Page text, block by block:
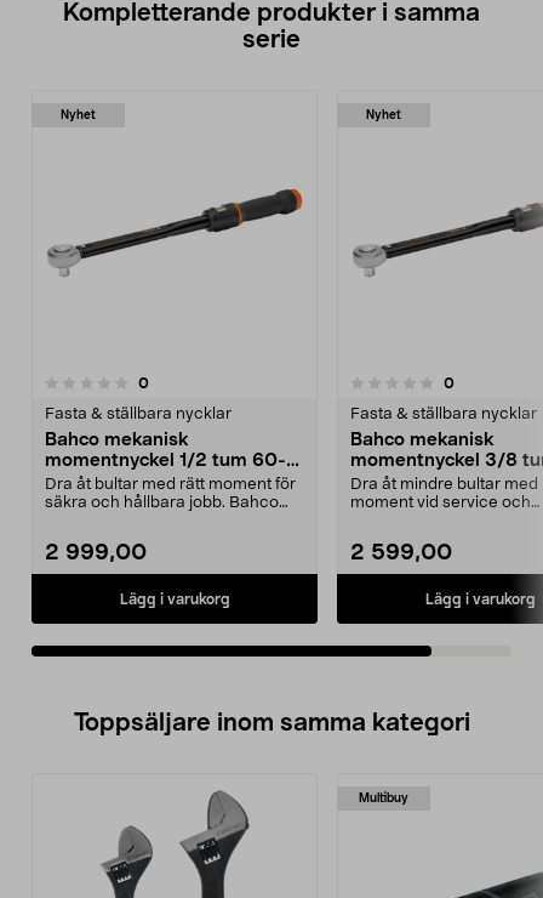
Kompletterande produkter i samma
serie
Nyhet
0recensioner
Fasta & ställbara nycklar
Bahco mekanisk
momentnyckel 1/2 tum 60-
340 Nm
Dra åt bultar med rätt moment för
säkra och hållbara jobb. Bahco
2 999,00
Lägg i varukorg
Nyhet
0.0 av 5 stjärnor 0recensioner
Fasta & ställbara nycklar
Bahco mekanisk
momentnyckel 3/8
50 Nm
Dra åt mindre bultar med
moment vid service och
2 599,00
Lägg i varukorg
Toppsäljare inom samma kategori
Multibuy